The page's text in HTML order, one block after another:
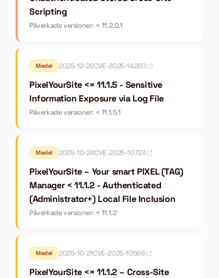
Scripting
Påverkade versioner: < 11.2.0.1
Medel 2025-12-29CVE-2025-14280
PixelYourSite <= 11.1.5 - Sensitive
Information Exposure via Log File
Påverkade versioner: < 11.1.5.1
Medel 2025-10-24CVE-2025-10723
PixelYourSite – Your smart PIXEL (TAG)
Manager < 11.1.2 - Authenticated
(Administrator+) Local File Inclusion
Påverkade versioner: < 11.1.2
Medel 2025-10-21CVE-2025-10588
PixelYourSite <= 11.1.2 – Cross-Site